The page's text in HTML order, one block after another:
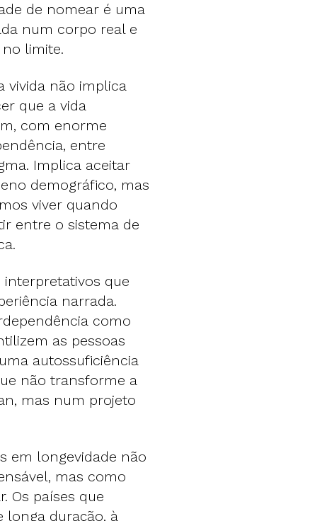
de nomear é uma
num corpo real e
limite.
vivida não implica
que a vida
com enorme
entre
Implica aceitar
demográfico, mas
viver quando
entre o sistema de
interpretativos que
narrada.
como
as pessoas
autossuficiência
não transforme a
mas num projeto
em longevidade não
mas como
Os países que
longa duração, à